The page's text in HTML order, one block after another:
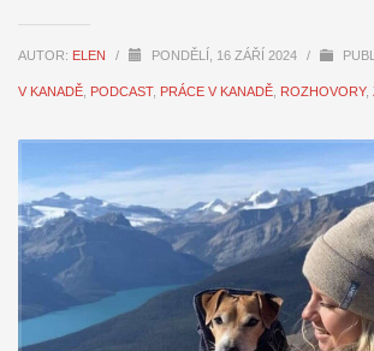
AUTOR: ELEN / PONDĚLÍ, 16 ZÁŘÍ 2024 /
V KANADĚ PODCAST, PRÁCE V KANADĚ ROZHOVORY,